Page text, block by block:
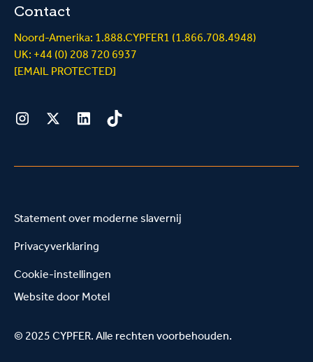
Contact
Noord-Amerika: 1.888.CYPFER1 (1.866.708.4948)
UK: +44 (0) 208 720 6937
[EMAIL PROTECTED]
InstagramTwitterLinkedInTiktok
© 2025 CYPFER. Alle rechten voorbehouden.
Statement over moderne slavernij
Privacyverklaring
Cookie-instellingen
Website door Motel